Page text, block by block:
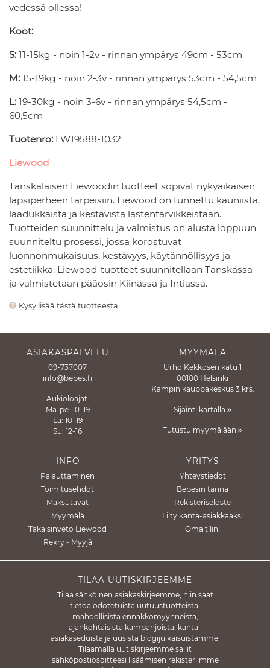
vedessä ollessa!
Koot:
S: 11-15kg - noin 1-2v - rinnan ympärys 49cm - 53cm
M: 15-19kg - noin 2-3v - rinnan ympärys 53cm - 54,5cm
L: 19-30kg - noin 3-6v - rinnan ympärys 54,5cm -
60,5cm
Tuotenro: LW19588-1032
Liewood
Tanskalaisen Liewoodin tuotteet sopivat nykyaikaisen
lapsiperheen tarpeisiin. Liewood on tunnettu kauniista,
laadukkaista ja kestävistä lastentarvikkeistaan.
Tuotteiden suunnittelu ja valmistus on alusta loppuun
suunniteltu prosessi, jossa korostuvat
luonnonmukaisuus, kestävyys, käytännöllisyys ja
estetiikka. Liewood-tuotteet suunnitellaan Tanskassa
ja valmistetaan pääosin Kiinassa ja Intiassa.
Kysy lisää tästä tuotteesta
ASIAKASPALVELU
09-737007
info@bebes.fi
Aukioloajat:
Ma-pe: 10–19
La: 10–19
Su: 12-16
MYYMÄLÄ
Urho Kekkosen katu 1
00100 Helsinki
Kampin kauppakeskus 3 krs.
Sijainti kartalla
Tutustu myymälään
INFO
Palauttaminen
Toimitusehdot
Maksutavat
Myymälä
Takaisinveto Liewood
Rekry - Myyjä
YRITYS
Yhteystiedot
Bebesin tarina
Rekisteriseloste
Liity kanta-asiakkaaksi
Oma tilini
TILAA UUTISKIRJEEMME
Tilaa sähköinen asiakaskirjeemme, niin saat
tietoa odotetuista uutuustuotteista,
mahdollisista ennakkomyynneistä,
ajankohtaisista kampanjoista, kanta-
asiakaseduista ja uusista blogijulkaisuistamme.
Tilaamalla uutiskirjeemme sallit
sähköpostiosoitteesi lisäämisen rekisteriimme